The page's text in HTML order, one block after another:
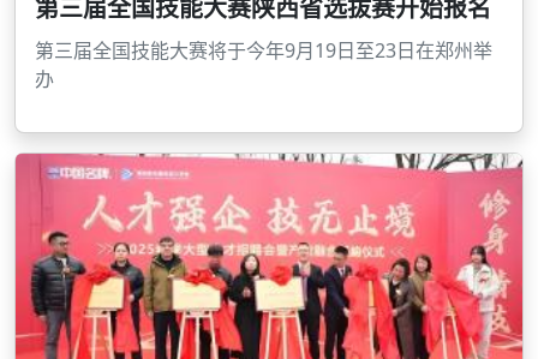
第三届全国技能大赛陕西省选拔赛开始报名
第三届全国技能大赛将于今年9月19日至23日在郑州举
办